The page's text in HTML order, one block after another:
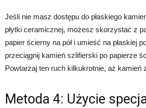
Jeśli nie masz dostępu do płaskiego
płytki ceramicznej, możesz skorzystać z
papier ścierny na pół i umieść na płaskiej
przeciągnij kamień szlifierski po papierze
Powtarzaj ten ruch kilkukrotnie, aż kamień
Metoda 4: Użycie